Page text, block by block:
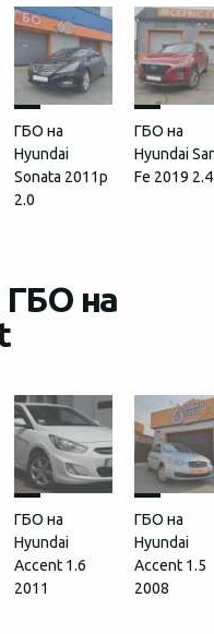
ГБО на
Hyundai
Sonata 2011р
2.0
ГБО на
Hyundai
Fe 2019 2.4
ГБО на
ГБО на
Hyundai
Accent 1.6
2011
ГБО на
Hyundai
Accent 1.5
2008